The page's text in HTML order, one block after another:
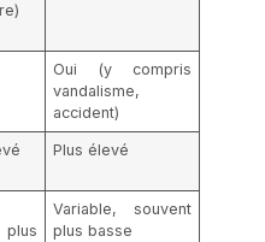
Oui (y compris
vandalisme,
accident)
Plus élevé
Variable, souvent
plus basse